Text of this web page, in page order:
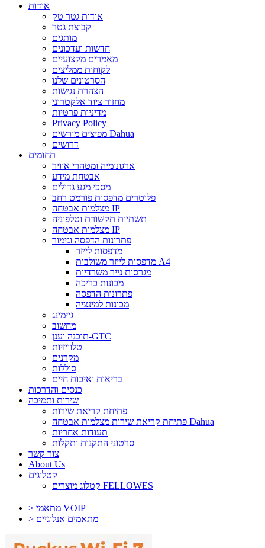
אודות
אודות גטר טק
קבוצת גטר
מותגים
חדשות ועדכונים
מאמרים מקצועיים
לקוחות ממליצים
הסרטונים שלנו
הצהרת נגישות
מחזור ציוד אלקטרוני
מדיניות פרטיות
Privacy Policy
מפיצים מורשים Dahua
דרושים
תחומים
ארגונומיה ומטהרי אוויר
אבטחת מידע
מסכי מגע גדולים
פלוטרים מדפסות פורמט רחב
מצלמות אבטחה IP
תשתיות תקשורת וטלפוניה
מצלמות אבטחה IP
פתרונות הדפסה וגימור
מדפסות לייזר
מדפסות לייזר משולבות A4
מגרסות נייר משרדיות
מכונות כריכה
פתרונות הדפסה
מכונות למינציה
גיימינג
מחשוב
תוכנה וענן-GTC
טלוויזיות
מקרנים
סוללות
בריאות ואיכות חיים
כנסים והדרכות
שירות ותמיכה
פתיחת קריאת שירות
פתיחת קריאת שירות מצלמות אבטחה Dahua
תעודות אחריות
סרטוני התקנות ותקלות
צור קשר
About Us
קטלוגים
קטלוג מוצרים FELLOWES
> מתאמי VOIP
> מתאמים אנלוגיים